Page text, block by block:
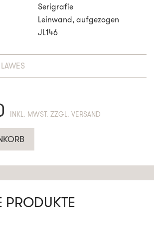
Serigrafie
Leinwand, aufgezogen
JL146
PRODUKTE